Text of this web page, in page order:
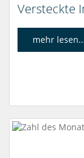
Versteckte
mehr